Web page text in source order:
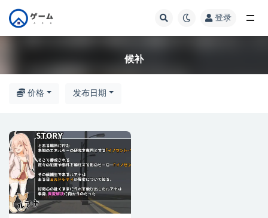
登录
候补
价格 发布日期